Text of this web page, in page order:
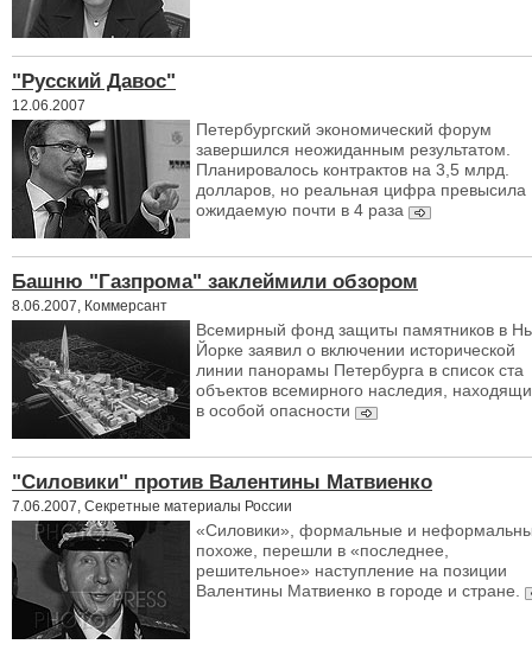
"Русский Давос"
12.06.2007
Петербургский экономический форум
завершился неожиданным результатом.
Планировалось контрактов на 3,5 млрд.
долларов, но реальная цифра превысила
ожидаемую почти в 4 раза
Башню "Газпрома" заклеймили обзором
8.06.2007, Коммерсант
Всемирный фонд защиты памятников в
Йорке заявил о включении исторической
линии панорамы Петербурга в список ста
объектов всемирного наследия,
в особой опасности
"Силовики" против Валентины Матвиенко
7.06.2007, Секретные материалы России
«Силовики», формальные и
похоже, перешли в «последнее,
решительное» наступление на позиции
Валентины Матвиенко в городе и стране.